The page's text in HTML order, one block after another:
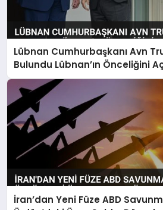
Lübnan Cumhurbaşkanı Avn
Bulundu Lübnan’ın Önceliğini
İran’dan Yeni Füze ABD